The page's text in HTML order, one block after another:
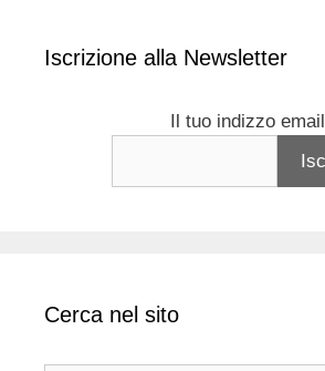
Iscrizione alla Newsletter
Il tuo indizzo email
Cerca nel sito